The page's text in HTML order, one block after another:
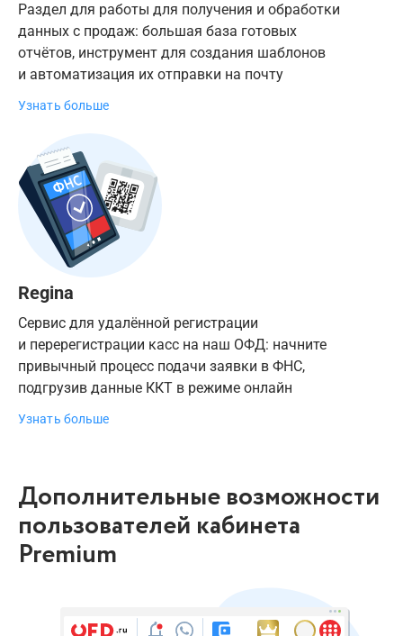
Раздел для работы для получения и обработки
данных с продаж: большая база готовых
отчётов, инструмент для создания шаблонов
и автоматизация их отправки на почту
Узнать больше
Regina
Сервис для удалённой регистрации
и перерегистрации касс на наш ОФД: начните
привычный процесс подачи заявки в ФНС,
подгрузив данные ККТ в режиме онлайн
Узнать больше
Дополнительные возможности
пользователей кабинета
Premium